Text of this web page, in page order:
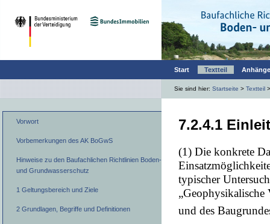
Start Textteil
Sie sind hier: Startseite > Textteil
Vorwort
Vorbemerkungen des AK BoGwS
Hinweise zu den Baufachlichen Richtlinien Boden-
und Grundwasserschutz
1 Geltungsbereich und Ziele
2 Grundlagen, Begriffe und Definitionen
7.2.4.1
(1) Die konkrete
typischer
und des